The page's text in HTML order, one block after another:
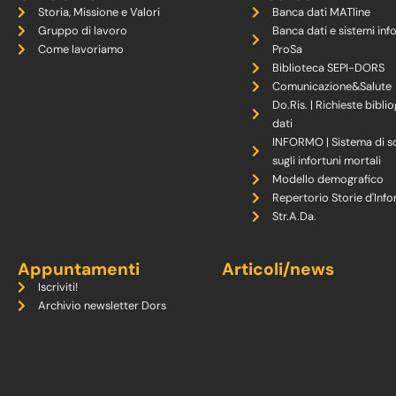
Storia, Missione e Valori
Gruppo di lavoro
Come lavoriamo
Banca dati MATline
Banca dati e sistemi
ProSa
Biblioteca SEPI-DORS
Comunicazione&Salute
Do.Ris. | Richieste
dati
INFORMO | Sistema di
sugli infortuni mortali
Modello demografico
Repertorio Storie
Str.A.Da.
Appuntamenti
Iscriviti!
Archivio newsletter Dors
Articoli/news